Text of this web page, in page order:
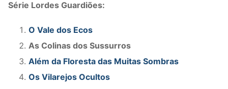
Série Lordes Guardiões:
O Vale dos Ecos
As Colinas dos Sussurros
Além da Floresta das Muitas Sombras
Os Vilarejos Ocultos